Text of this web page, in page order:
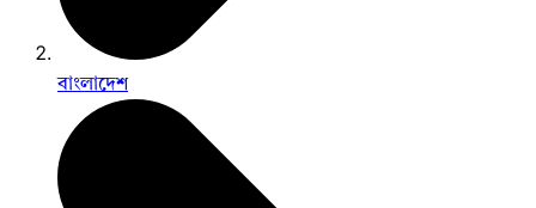
বাংলাদেশ